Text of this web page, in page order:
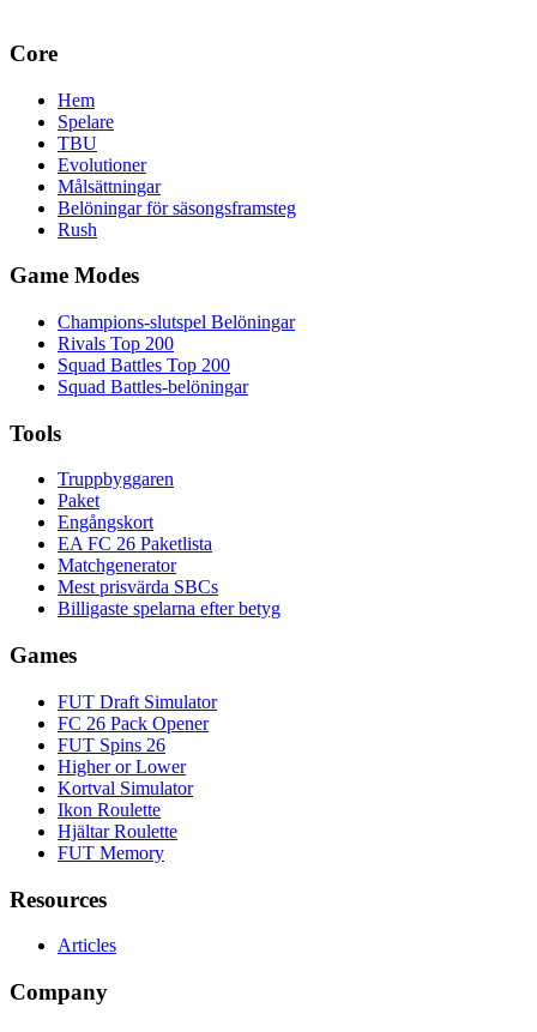
Core
Hem
Spelare
TBU
Evolutioner
Målsättningar
Belöningar för säsongsframsteg
Rush
Game Modes
Champions-slutspel Belöningar
Rivals Top 200
Squad Battles Top 200
Squad Battles-belöningar
Tools
Truppbyggaren
Paket
Engångskort
EA FC 26 Paketlista
Matchgenerator
Mest prisvärda SBCs
Billigaste spelarna efter betyg
Games
FUT Draft Simulator
FC 26 Pack Opener
FUT Spins 26
Higher or Lower
Kortval Simulator
Ikon Roulette
Hjältar Roulette
FUT Memory
Resources
Articles
Company